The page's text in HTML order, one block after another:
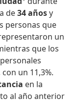
de34 añosy
personas que
un
que los
un 11,3%.
en la
al año anterior